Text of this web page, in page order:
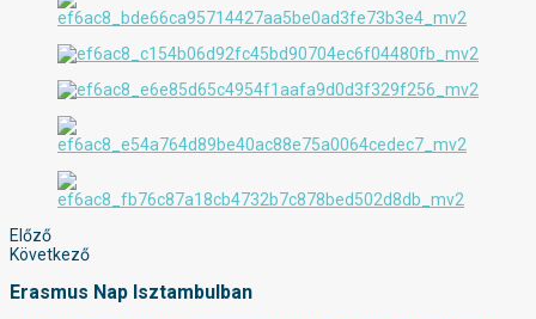
Előző
Következő
Erasmus Nap Isztambulban